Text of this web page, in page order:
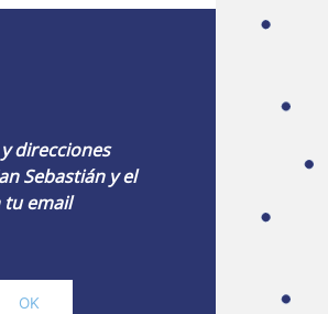
direcciones
Sebastián y el
tu email